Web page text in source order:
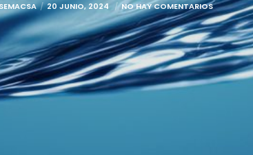
20 JUNIO, 2024 NO HAY COMENTARIOS